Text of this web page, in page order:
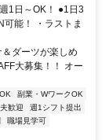
1日～OK！ ●1日3
能！ ・ラストま
ダーツが楽しめ
大募集！！ オー
副業・WワークOK
歓迎
週1シフト提出
職場見学可